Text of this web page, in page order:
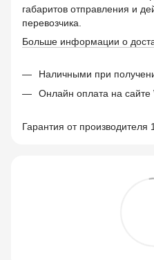
габаритов отправления и
перевозчика.
Больше информации о
Наличными при
Онлайн оплата на сайте
Гарантия от производителя